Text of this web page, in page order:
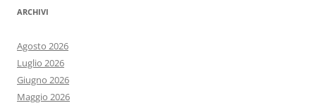
ARCHIVI
Agosto 2026
Luglio 2026
Giugno 2026
Maggio 2026